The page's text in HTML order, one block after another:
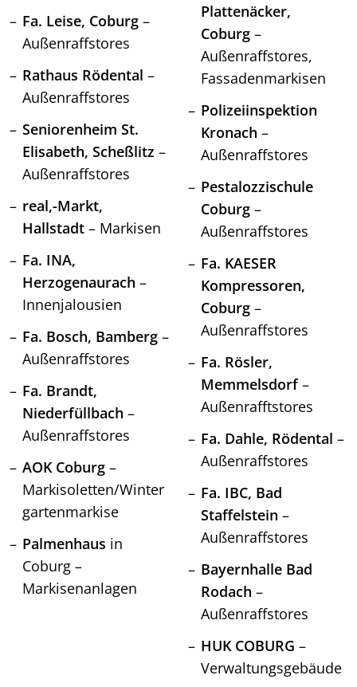
Fa. Leise, Coburg –
Außenraffstores
Rathaus Rödental –
Außenraffstores
Seniorenheim St.
Elisabeth, Scheßlitz –
Außenraffstores
real,-Markt,
Hallstadt – Markisen
Fa. INA,
Herzogenaurach –
Innenjalousien
Fa. Bosch, Bamberg –
Außenraffstores
Fa. Brandt,
Niederfüllbach –
Außenraffstores
AOK Coburg –
Markisoletten/Winter
gartenmarkise
Palmenhaus in
Coburg –
Markisenanlagen
Plattenäcker,
Coburg –
Außenraffstores,
Fassadenmarkisen
Polizeiinspektion
Kronach –
Außenraffstores
Pestalozzischule
Coburg –
Außenraffstores
Fa. KAESER
Kompressoren,
Coburg –
Außenraffstores
Fa. Rösler,
Memmelsdorf–
Außenrafftstores
Fa. Dahle, Rödental –
Außenraffstores
Fa. IBC, Bad
Staffelstein –
Außenraffstores
Bayernhalle Bad
Rodach –
Außenraffstores
HUK COBURG –
Verwaltungsgebäude